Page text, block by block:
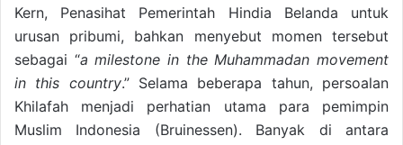
Kern, Penasihat Pemerintah Hindia Belanda untuk
urusan pribumi, bahkan menyebut momen tersebut
sebagai “a milestone in the Muhammadan movement
in this country.” Selama beberapa tahun, persoalan
Khilafah menjadi perhatian utama para pemimpin
Muslim Indonesia (Bruinessen). Banyak di antara